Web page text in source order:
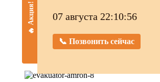
🔥 Акция! 07 августа 22:10:57
📞 Позвонить сейчас